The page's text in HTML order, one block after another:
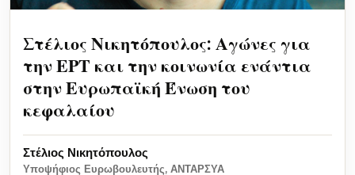
Στέλιος Νικητόπουλος: Αγώνες για
την ΕΡΤ και την κοινωνία ενάντια
στην Ευρωπαϊκή Ένωση του
κεφαλαίου
Στέλιος Νικητόπουλος
Υποψήφιος Ευρωβουλευτής, ΑΝΤΑΡΣΥΑ